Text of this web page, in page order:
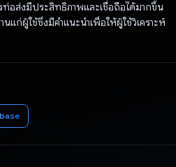
อส่งมีประสิทธิภาพและเชื่อถือได้มากขึ้น
นแก่ผู้ใช้ซึ่งมีคําแนะนําเพื่อให้ผู้ใช้วิเคราะห์